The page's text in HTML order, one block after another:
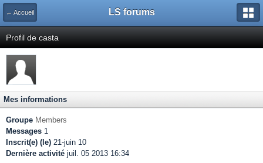
← Accueil LS forums
Profil de casta
Mes informations
Groupe Members
Messages 1
Inscrit(e) (le) 21-juin 10
Dernière activité juil. 05 2013 16:34